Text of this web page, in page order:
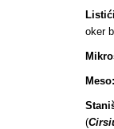
oker
Meso:
(